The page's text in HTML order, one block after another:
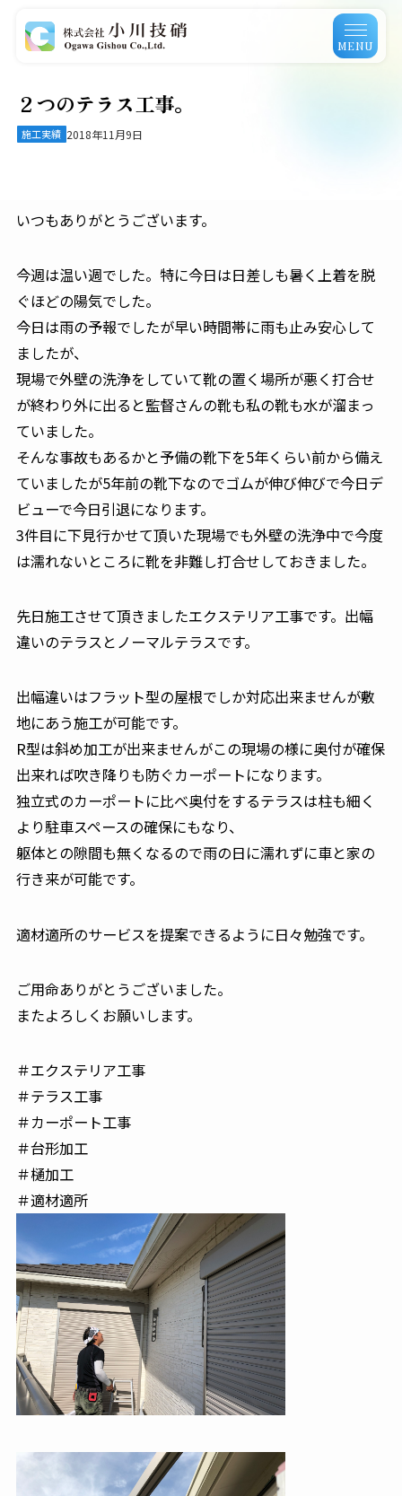
MENU
２つのテラス工事。
施工実績 2018年11月9日
いつもありがとうございます。
今週は温い週でした。特に今日は日差しも暑く上着を脱
ぐほどの陽気でした。
今日は雨の予報でしたが早い時間帯に雨も止み安心して
ましたが、
現場で外壁の洗浄をしていて靴の置く場所が悪く打合せ
が終わり外に出ると監督さんの靴も私の靴も水が溜まっ
ていました。
そんな事故もあるかと予備の靴下を5年くらい前から備え
ていましたが5年前の靴下なのでゴムが伸び伸びで今日デ
ビューで今日引退になります。
3件目に下見行かせて頂いた現場でも外壁の洗浄中で今度
は濡れないところに靴を非難し打合せしておきました。
先日施工させて頂きましたエクステリア工事です。出幅
違いのテラスとノーマルテラスです。
出幅違いはフラット型の屋根でしか対応出来ませんが敷
地にあう施工が可能です。
R型は斜め加工が出来ませんがこの現場の様に奥付が確保
出来れば吹き降りも防ぐカーポートになります。
独立式のカーポートに比べ奥付をするテラスは柱も細く
より駐車スペースの確保にもなり、
躯体との隙間も無くなるので雨の日に濡れずに車と家の
行き来が可能です。
適材適所のサービスを提案できるように日々勉強です。
ご用命ありがとうございました。
またよろしくお願いします。
＃エクステリア工事
＃テラス工事
＃カーポート工事
＃台形加工
＃樋加工
＃適材適所